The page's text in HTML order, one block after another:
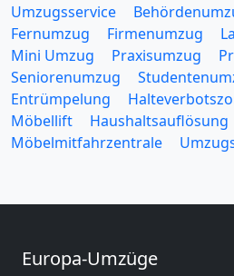
Umzugsservice
Fernumzug
Firmenumzug
Mini Umzug
Praxisumzug
Seniorenumzug
Entrümpelung
Möbellift
Haushaltsauflösung
Möbelmitfahrzentrale
Europa-Umzüge